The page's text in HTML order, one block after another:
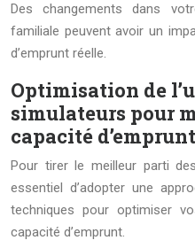
Des changements dans
familiale peuvent avoir un
d’emprunt réelle.
Optimisation de
simulateurs pour
capacité d’emprunt
Pour tirer le meilleur parti
essentiel d’adopter une
techniques pour optimiser
capacité d’emprunt.